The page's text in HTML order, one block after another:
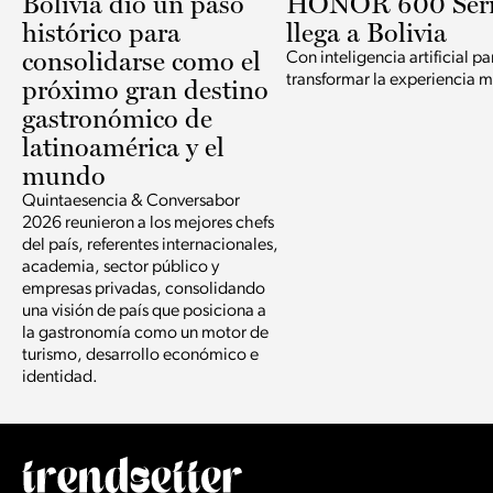
histórico para
consolidarse como el
próximo gran destino
gastronómico de
latinoamérica y el
mundo
Quintaesencia & Conversabor
2026 reunieron a los mejores chefs
del país, referentes internacionales,
academia, sector público y
empresas privadas, consolidando
una visión de país que posiciona a
la gastronomía como un motor de
turismo, desarrollo económico e
identidad.
llega a Bolivia
Con inteligencia artificial
transformar la experiencia